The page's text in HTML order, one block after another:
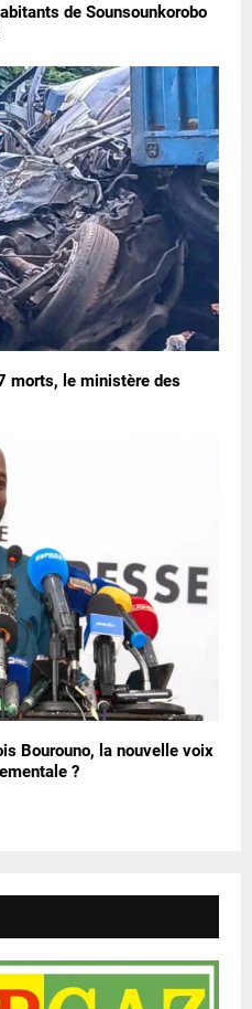
de Sounsounkorobo
morts, le ministère des
Bourouno, la nouvelle voix
?